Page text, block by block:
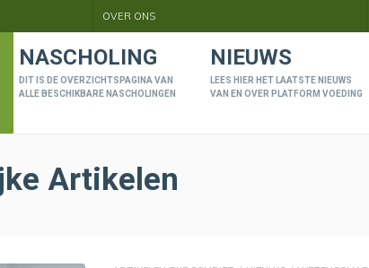
OVER ONS
NASCHOLING
DIT IS DE OVERZICHTSPAGINA VAN
ALLE BESCHIKBARE NASCHOLINGEN
NIEUWS
LEES HIER HET LAATSTE NIEUWS
VAN EN OVER PLATFORM VOEDING
Artikelen